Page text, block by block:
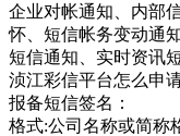
企业对帐通知、内部
怀、短信帐务变动通
短信通知、实时资讯
浈江彩信平台怎么申
报备短信签名：
格式:公司名称或简称